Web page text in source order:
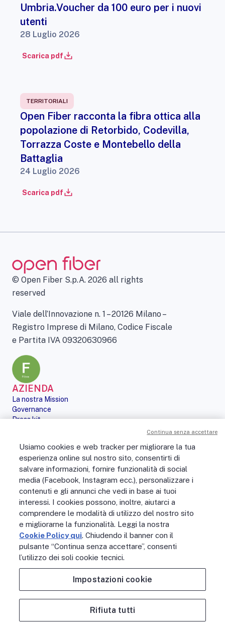
Umbria.Voucher da 100 euro per i nuovi
utenti
28 Luglio 2026
Scarica pdf
TERRITORIALI
Open Fiber racconta la fibra ottica alla
popolazione di Retorbido, Codevilla,
Torrazza Coste e Montebello della
Battaglia
24 Luglio 2026
Scarica pdf
© Open Fiber S.p.A. 2026 all rights
reserved
Viale dell’Innovazione n. 1 – 20126 Milano –
Registro Imprese di Milano, Codice Fiscale
e Partita IVA 09320630966
AZIENDA
La nostra Mission
Governance
Press kit
Digital Services Act
PERSONE
No Fibra? No Party!
Posizioni aperte
La vita in Open Fiber
Lavora con noi
La nostra cultura
MONDO OPEN FIBER
Supporto
Assistenza scavi
Open Fiber Network Solutions
Area Riservata Operatori
Usiamo cookies e web tracker per migliorare la tua
esperienza online sul nostro sito, consentirti di
salvare informazioni, fornire funzionalità di social
media (Facebook, Instagram ecc.), personalizzare i
contenuti e gli annunci che vedi in base ai tuoi
interessi. I cookies possono, inoltre, aiutarci a
comprendere le modalità di utilizzo del nostro sito
e migliorarne la funzionalità. Leggi la nostra
Cookie Policy qui. Chiudendo il banner con il
pulsante “Continua senza accettare”, consenti
l’utilizzo dei soli cookie tecnici.
Impostazioni cookie
Rifiuta tutti
Continua senza accettare